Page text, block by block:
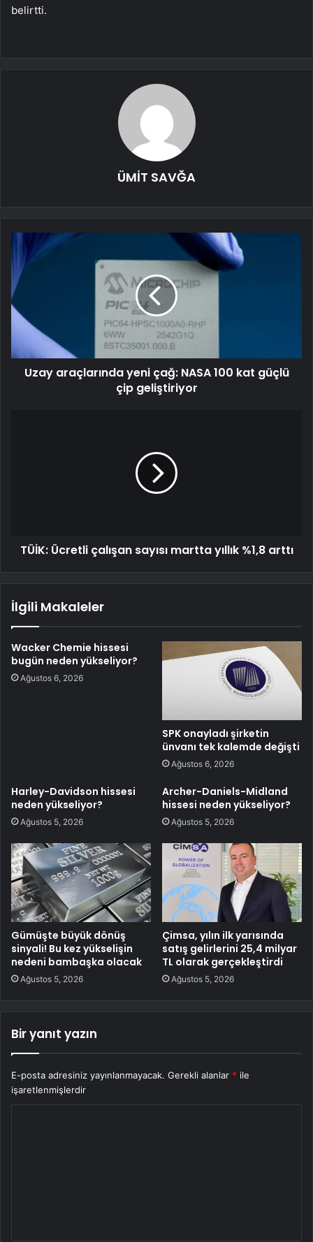
belirtti.
ÜMİT SAVĞA
Uzay araçlarında yeni çağ: NASA 100 kat güçlü
çip geliştiriyor
TÜİK: Ücretli çalışan sayısı martta yıllık %1,8 arttı
İlgili Makaleler
Wacker Chemie hissesi
bugün neden yükseliyor?
Ağustos 6, 2026
SPK onayladı şirketin
ünvanı tek kalemde değişti
Ağustos 6, 2026
Harley-Davidson hissesi
neden yükseliyor?
Ağustos 5, 2026
Archer-Daniels-Midland
hissesi neden yükseliyor?
Ağustos 5, 2026
Gümüşte büyük dönüş
sinyali! Bu kez yükselişin
nedeni bambaşka olacak
Ağustos 5, 2026
Çimsa, yılın ilk yarısında
satış gelirlerini 25,4 milyar
TL olarak gerçekleştirdi
Ağustos 5, 2026
Bir yanıt yazın
E-posta adresiniz yayınlanmayacak. Gerekli alanlar * ile
işaretlenmişlerdir